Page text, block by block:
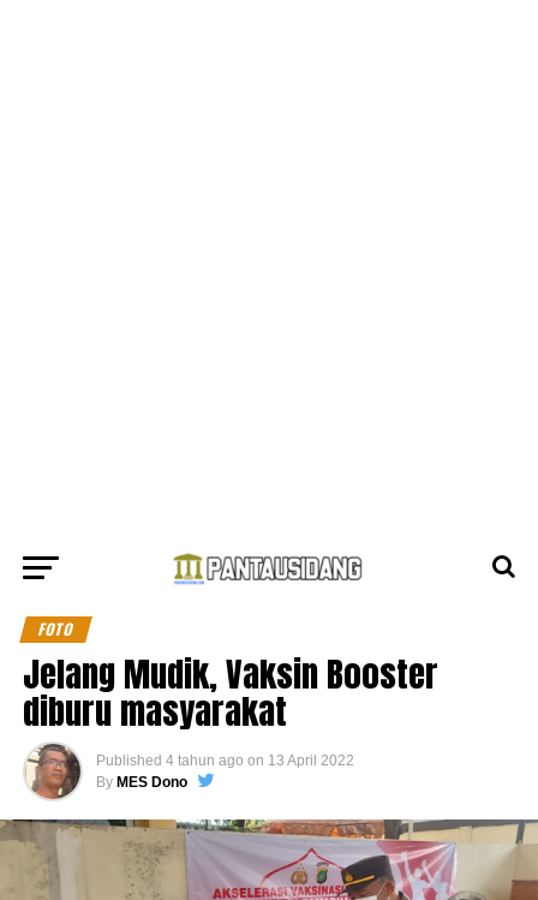
FOTO
Jelang Mudik, Vaksin Booster
diburu masyarakat
Published 4 tahun ago on 13 April 2022
By MES Dono